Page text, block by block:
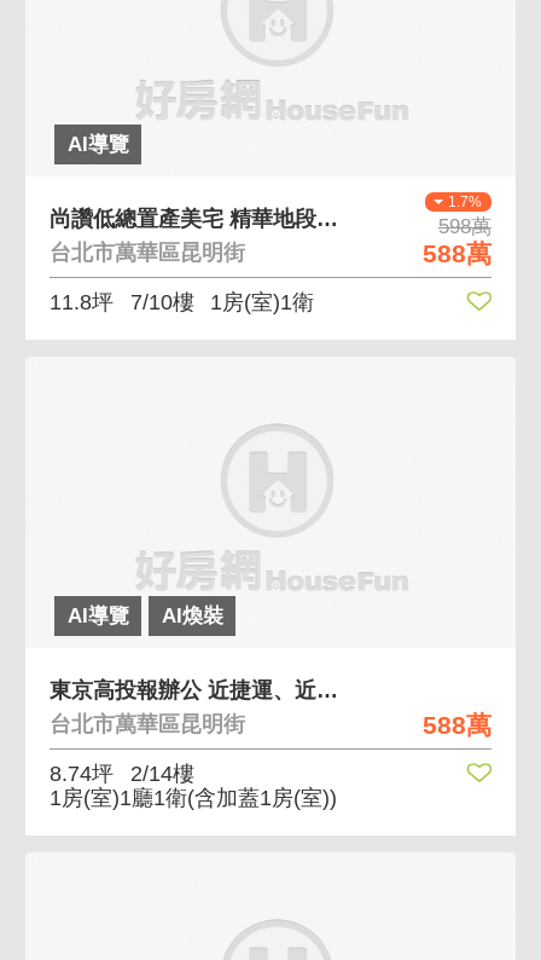
AI導覽
1.7%
598萬
588萬
尚讚低總置產美宅 精華地段免裝潢免整理美宅
台北市萬華區昆明街
11.8坪 7/10樓 1房(室)1衛
AI導覽 AI煥裝
588萬
東京高投報辦公 近捷運、近西門商圈、24小時管
台北市萬華區昆明街
8.74坪
2/14樓
1房(室)1廳1衛(含加蓋1房(室))